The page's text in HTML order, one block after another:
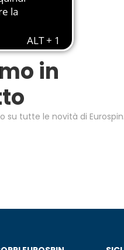
in
su tutte le novità di